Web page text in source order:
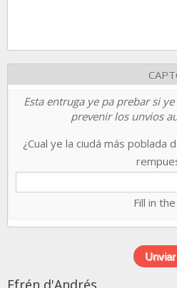
Esta entruga ye pa prebar si
prevenir los unvios
¿Cual ye la ciudá más poblada
Fill in